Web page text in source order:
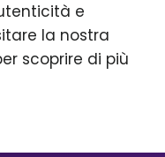
e
la nostra
scoprire di più